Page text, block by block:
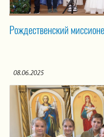
Рождественский
08.06.2025